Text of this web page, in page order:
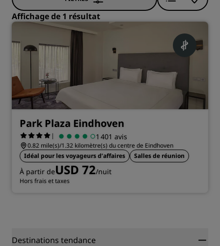
Affichage de 1 résultat
Park Plaza Eindhoven
| 1 401 avis
0.82 mile(s)/1.32 kilomètre(s) du centre de Eindhoven
Idéal pour les voyageurs d’affaires
Salles de réunion
À partir deUSD 72/nuit
Hors frais et taxes
Destinations tendance